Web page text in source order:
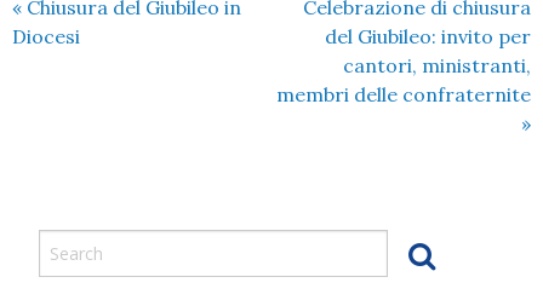
« Chiusura del Giubileo in
Diocesi
Celebrazione di chiusura
del Giubileo: invito per
cantori, ministranti,
membri delle confraternite
»